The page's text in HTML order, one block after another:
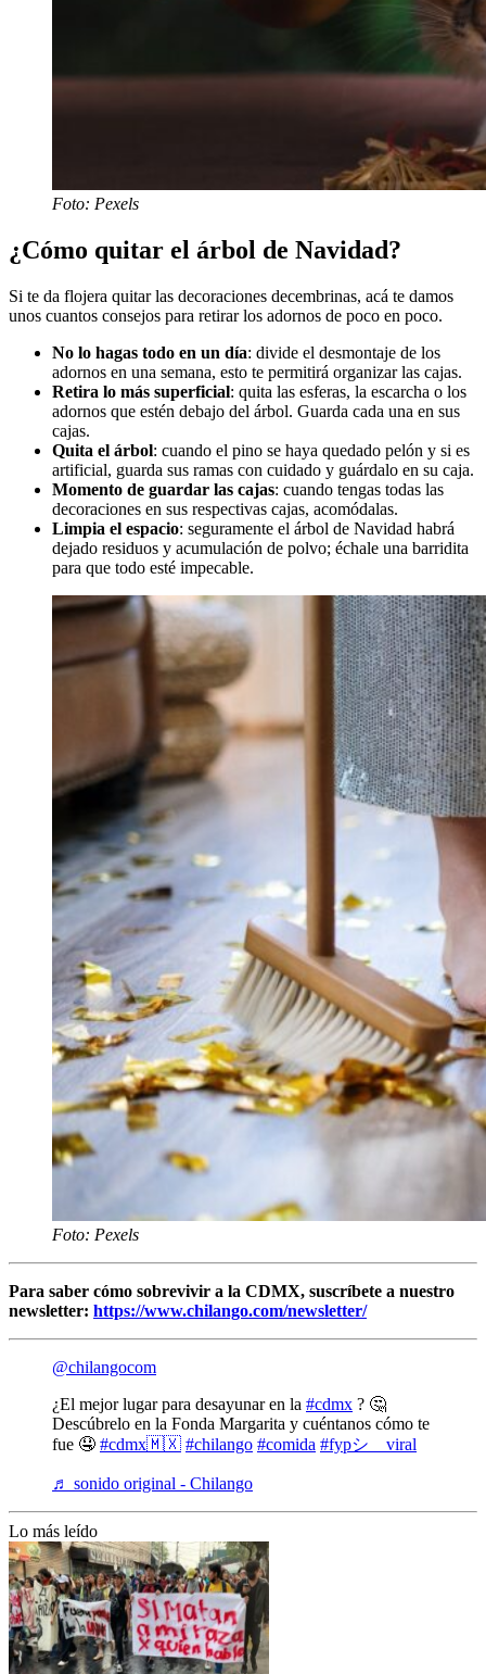
Foto: Pexels
¿Cómo quitar el árbol de Navidad?
Si te da flojera quitar las decoraciones decembrinas, acá te damos
unos cuantos consejos para retirar los adornos de poco en poco.
No lo hagas todo en un día: divide el desmontaje de los
adornos en una semana, esto te permitirá organizar las cajas.
Retira lo más superficial: quita las esferas, la escarcha o los
adornos que estén debajo del árbol. Guarda cada una en sus
cajas.
Quita el árbol: cuando el pino se haya quedado pelón y si es
artificial, guarda sus ramas con cuidado y guárdalo en su caja.
Momento de guardar las cajas: cuando tengas todas las
decoraciones en sus respectivas cajas, acomódalas.
Limpia el espacio: seguramente el árbol de Navidad habrá
dejado residuos y acumulación de polvo; échale una barridita
para que todo esté impecable.
Foto: Pexels
Para saber cómo sobrevivir a la CDMX, suscríbete a nuestro
newsletter: https://www.chilango.com/newsletter/
@chilangocom
¿El mejor lugar para desayunar en la #cdmx ? 🤔
Descúbrelo en la Fonda Margarita y cuéntanos cómo te
fue 🤤 #cdmx🇲🇽 #chilango #comida #fypシ゚viral
♬ sonido original - Chilango
Lo más leído